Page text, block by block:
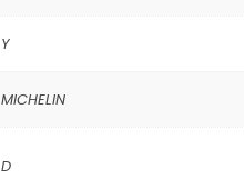
Y
MICHELIN
D